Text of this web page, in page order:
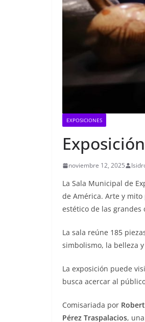
EXPOSICIONES
noviembre 12, 2025
La Sala Municipal de
de América. Arte y
estético de las
La sala reúne 185
simbolismo, la belleza
La exposición puede
busca acercar al
Comisariada por
Pérez Traspalacios,